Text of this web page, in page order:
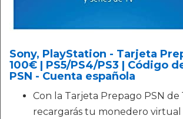
Sony, PlayStation - Tarjeta
100€ | PS5/PS4/PS3 | Código
PSN - Cuenta española
Con la Tarjeta Prepago PSN de
recargarás tu monedero virtual